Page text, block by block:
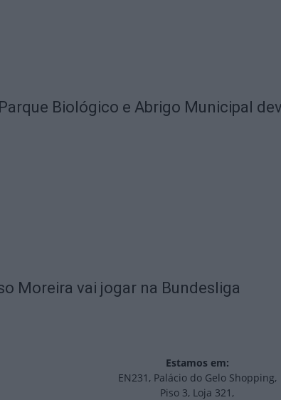
Biológico e Abrigo Municipal
Moreira vai jogar na Bundesliga
Estamos em:
EN231, Palácio do Gelo Shopping,
Piso 3, Loja 321,